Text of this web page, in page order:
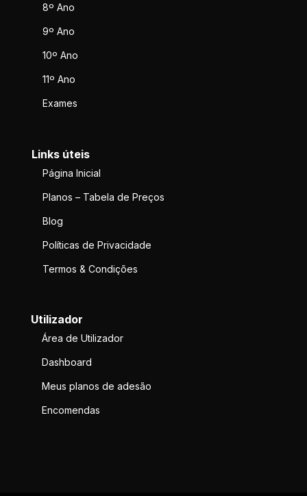
8º Ano
9º Ano
10º Ano
11º Ano
Exames
Links úteis
Página Inicial
Planos – Tabela de Preços
Blog
Políticas de Privacidade
Termos & Condições
Utilizador
Área de Utilizador
Dashboard
Meus planos de adesão
Encomendas